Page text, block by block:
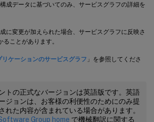
成データに基づいてのみ、サービスグラフの詳細を
に変更が加えられた場合、サービスグラフに反映さ
ことがあります。
リケーションのサービスグラフ 」を参照してくださ
トの正式なバージョンは英語版です。英語
ジョンは、お客様の利便性のためにのみ提
れた内容が含まれている場合があります。
Group home で機械翻訳に関する